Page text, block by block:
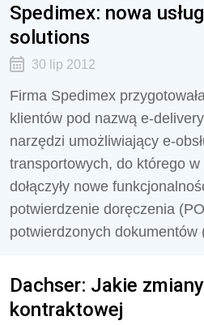
Spedimex: nowa
solutions
30 lip 2012
Firma Spedimex
klientów pod nazwą e-
narzędzi umożliwiający e-
transportowych, do którego
dołączyły nowe
potwierdzenie doręczenia
potwierdzonych dokumentów
Dachser: Jakie
kontraktowej